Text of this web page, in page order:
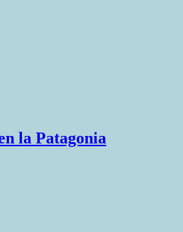
la Patagonia